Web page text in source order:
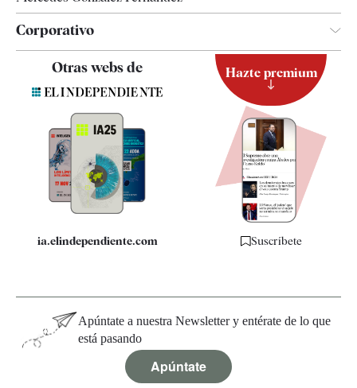
Corporativo
Contacto
Quiénes somos
Especificaciones
Otras webs de
ia.elindependiente.com
Hazte premium
Suscríbete
Apúntate a nuestra Newsletter y entérate de lo que
está pasando
Apúntate